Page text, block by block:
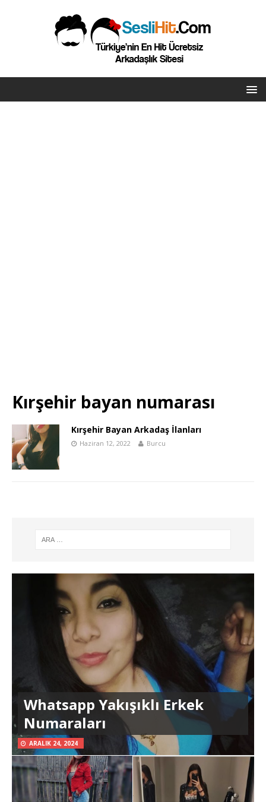
Kırşehir bayan numarası
Kırşehir Bayan Arkadaş İlanları
Haziran 12, 2022 Burcu
Whatsapp Yakışıklı Erkek
Numaraları
ARALIK 24, 2024